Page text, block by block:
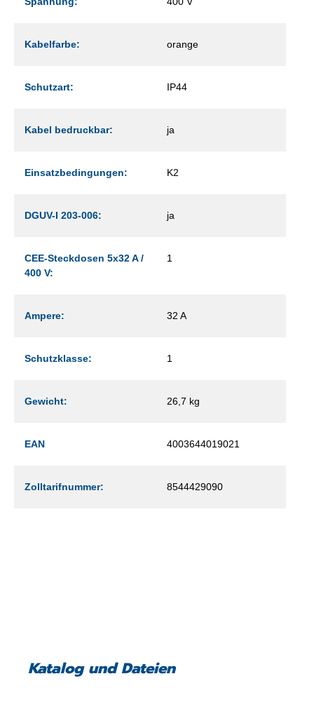
Kabelfarbe: orange
Schutzart: IP44
Kabel bedruckbar: ja
Einsatzbedingungen: K2
DGUV-I 203-006: ja
CEE-Steckdosen 5x32 A /
400 V:
1
Ampere: 32 A
Schutzklasse: 1
Gewicht: 26,7 kg
EAN 4003644019021
Zolltarifnummer: 8544429090
Katalog und Dateien